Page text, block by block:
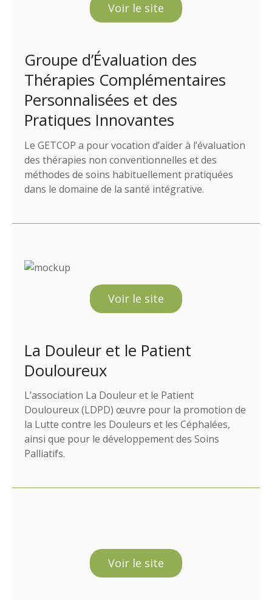
Voir le site
Groupe d’Évaluation des
Thérapies Complémentaires
Personnalisées et des
Pratiques Innovantes
Le GETCOP a pour vocation d’aider à l’évaluation
des thérapies non conventionnelles et des
méthodes de soins habituellement pratiquées
dans le domaine de la santé intégrative.
Voir le site
La Douleur et le Patient
Douloureux
L’association La Douleur et le Patient
Douloureux (LDPD) œuvre pour la promotion de
la Lutte contre les Douleurs et les Céphalées,
ainsi que pour le développement des Soins
Palliatifs.
Voir le site